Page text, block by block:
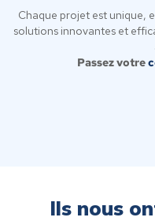
Chaque projet est unique,
solutions innovantes et
Passez votre
Ils nous